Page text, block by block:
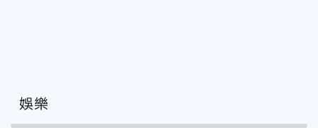
娛樂